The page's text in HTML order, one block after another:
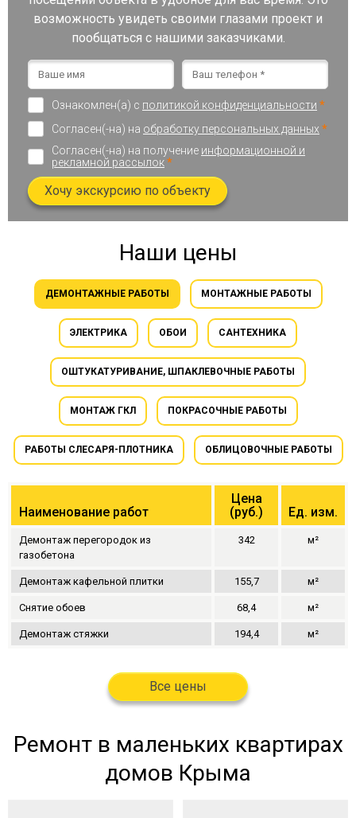
возможность увидеть своими глазами проект и
пообщаться с нашими заказчиками.
Ознакомлен(а) с политикой конфиденциальности *
Согласен(-на) на обработку персональных данных *
Согласен(-на) на получение информационной и
рекламной рассылок*
Хочу экскурсию по объекту
Наши цены
ДЕМОНТАЖНЫЕ РАБОТЫ МОНТАЖНЫЕ РАБОТЫ
ЭЛЕКТРИКА ОБОИ САНТЕХНИКА
ОШТУКАТУРИВАНИЕ, ШПАКЛЕВОЧНЫЕ РАБОТЫ
МОНТАЖ ГКЛ ПОКРАСОЧНЫЕ РАБОТЫ
РАБОТЫ СЛЕСАРЯ-ПЛОТНИКА ОБЛИЦОВОЧНЫЕ РАБОТЫ
Наименование работ
Цена
(руб.)
Ед. изм.
Демонтаж перегородок из
газобетона
342 м²
Демонтаж кафельной плитки 155,7 м²
Снятие обоев 68,4 м²
Демонтаж стяжки 194,4 м²
Все цены
Ремонт в маленьких квартирах
домов Крыма